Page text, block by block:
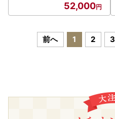
52,000
前へ 1 2 3